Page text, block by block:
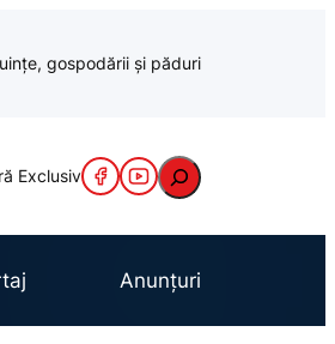
gospodării și păduri
Exclusiv Caută
Anunțuri